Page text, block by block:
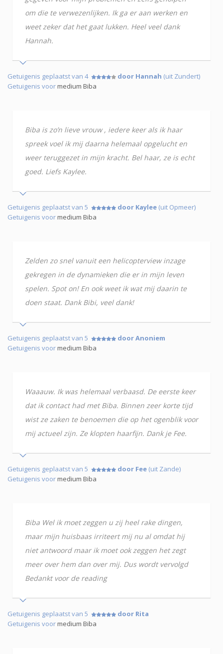
om die te verwezenlijken. Ik ga er aan werken en
weet zeker dat het gaat lukken. Heel veel dank
Hannah.
Getuigenis geplaatst van 4 door Hannah (uit Zundert)
Getuigenis voormedium Biba
Biba is zo’n lieve vrouw , iedere keer als ik haar
spreek voel ik mij daarna helemaal opgelucht en
weer teruggezet in mijn kracht. Bel haar, ze is echt
goed. Liefs Kaylee.
Getuigenis geplaatst van 5 door Kaylee (uit Opmeer)
Getuigenis voormedium Biba
Zelden zo snel vanuit een helicopterview inzage
gekregen in de dynamieken die er in mijn leven
spelen. Spot on! En ook weet ik wat mij daarin te
doen staat. Dank Bibi, veel dank!
Getuigenis geplaatst van 5
door Anoniem
Getuigenis voormedium Biba
Waaauw. Ik was helemaal verbaasd. De eerste keer
dat ik contact had met Biba. Binnen zeer korte tijd
wist ze zaken te benoemen die op het ogenblik voor
mij actueel zijn. Ze klopten haarfijn. Dank je Fee.
Getuigenis geplaatst van 5 door Fee (uit Zande)
Getuigenis voormedium Biba
Biba Wel ik moet zeggen u zij heel rake dingen,
maar mijn huisbaas irriteert mij nu al omdat hij
niet antwoord maar ik moet ook zeggen het zegt
meer over hem dan over mij. Dus wordt vervolgd
Bedankt voor de reading
Getuigenis geplaatst van 5
door Rita
Getuigenis voormedium Biba